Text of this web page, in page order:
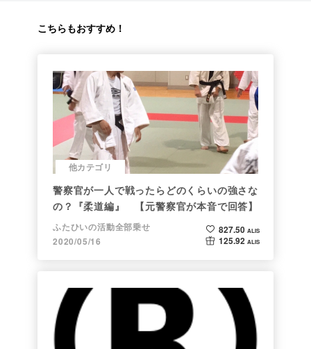
こちらもおすすめ！
他カテゴリ
警察官が一人で戦ったらどのくらいの強さな
の？『柔道編』 【元警察官が本音で回答】
ふたひいの活動全部乗せ
2020/05/16
827.50 ALIS
125.92 ALIS